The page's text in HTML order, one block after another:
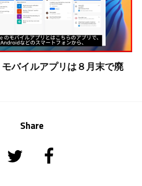
バイルアプリは８月末で廃
Share